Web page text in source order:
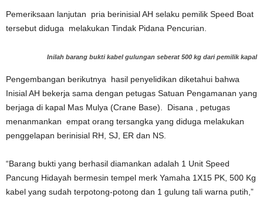
Pemeriksaan lanjutan pria berinisial AH selaku pemilik Speed Boat
tersebut diduga melakukan Tindak Pidana Pencurian.
Inilah barang bukti kabel gulungan seberat 500 kg dari pemilik kapal
Pengembangan berikutnya hasil penyelidikan diketahui bahwa
Inisial AH bekerja sama dengan petugas Satuan Pengamanan yang
berjaga di kapal Mas Mulya (Crane Base). Disana , petugas
menanmankan empat orang tersangka yang diduga melakukan
penggelapan berinisial RH, SJ, ER dan NS.
“Barang bukti yang berhasil diamankan adalah 1 Unit Speed
Pancung Hidayah bermesin tempel merk Yamaha 1X15 PK, 500 Kg
kabel yang sudah terpotong-potong dan 1 gulung tali warna putih,”